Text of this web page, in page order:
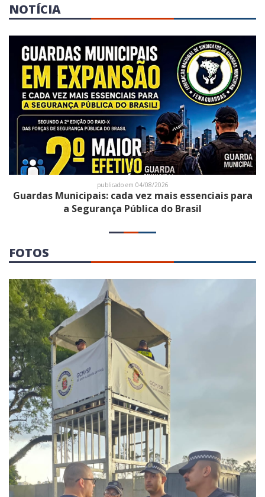
NOTÍCIA
publicado em 04/08/2026
Guardas Municipais: cada vez mais essenciais para
a Segurança Pública do Brasil
FOTOS